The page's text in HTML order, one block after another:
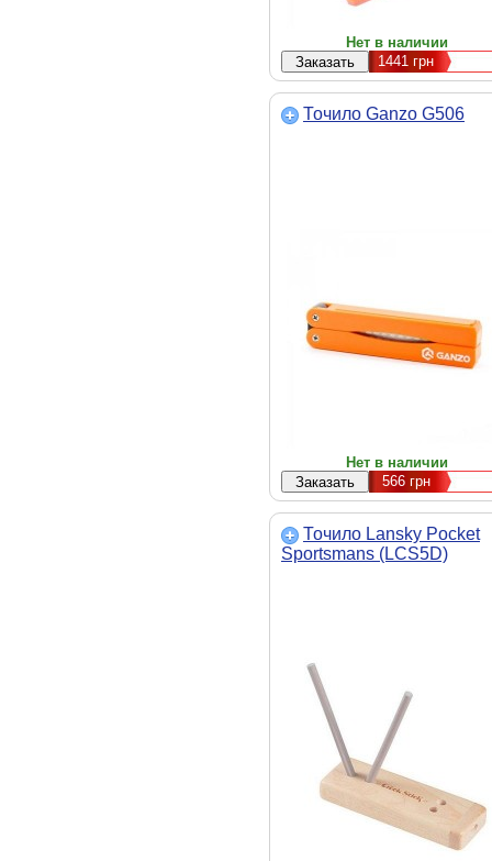
Нет в наличии
1441 грн
Точило Ganzo G506
Нет в наличии
566грн
Точило Lansky Pocket
Sportsmans (LCS5D)